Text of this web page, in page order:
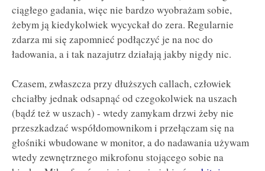
ciągłego gadania, więc nie bardzo wyobrażam sobie,
żebym ją kiedykolwiek wycyckał do zera. Regularnie
zdarza mi się zapomnieć podłączyć je na noc do
ładowania, a i tak nazajutrz działają jakby nigdy nic.
Czasem, zwłaszcza przy dłuższych callach, człowiek
chciałby jednak odsapnąć od czegokolwiek na uszach
(bądź też w uszach) - wtedy zamykam drzwi żeby nie
przeszkadzać współdomownikom i przełączam się na
głośniki wbudowane w monitor, a do nadawania używam
wtedy zewnętrznego mikrofonu stojącego sobie na